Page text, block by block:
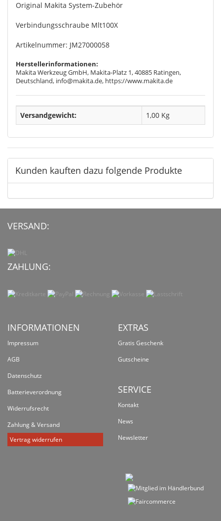
Original Makita System-Zubehör
Verbindungsschraube Mlt100X
Artikelnummer: JM27000058
Herstellerinformationen:
Makita Werkzeug GmbH, Makita-Platz 1, 40885 Ratingen,
Deutschland, info@makita.de, https://www.makita.de
Versandgewicht: 1,00 Kg
Kunden kauften dazu folgende Produkte
VERSAND:
ZAHLUNG:
INFORMATIONEN
Impressum
AGB
Datenschutz
Batterieverordnung
Widerrufsrecht
Zahlung & Versand
Vertrag widerrufen
EXTRAS
Gratis Geschenk
Gutscheine
SERVICE
Kontakt
News
Newsletter